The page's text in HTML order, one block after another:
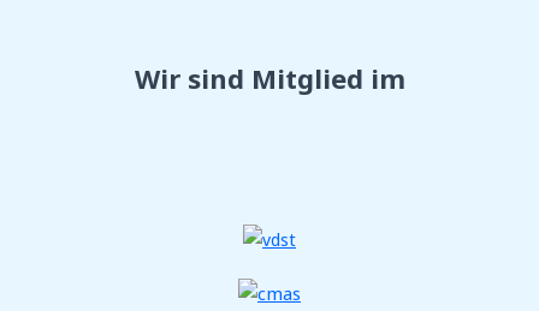
Wir sind Mitglied im